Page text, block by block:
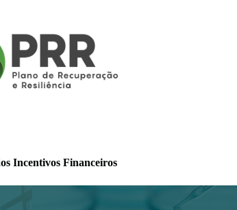
Incentivos Financeiros